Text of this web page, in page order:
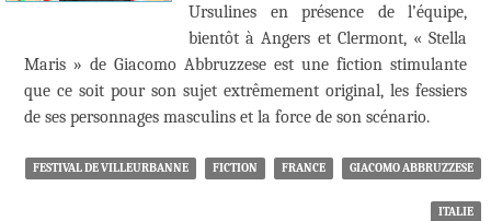
Ursulines en présence de l’équipe,
bientôt à Angers et Clermont, « Stella
Maris » de Giacomo Abbruzzese est une fiction stimulante
que ce soit pour son sujet extrêmement original, les fessiers
de ses personnages masculins et la force de son scénario.
FESTIVAL DE VILLEURBANNE FICTION FRANCE GIACOMO ABBRUZZESE
ITALIE